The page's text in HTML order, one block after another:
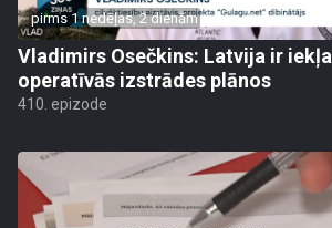
pirms 1 nedēļas, 2 dienām
Vladimirs Osečkins: Latvija ir
operatīvās izstrādes plānos
410. epizode